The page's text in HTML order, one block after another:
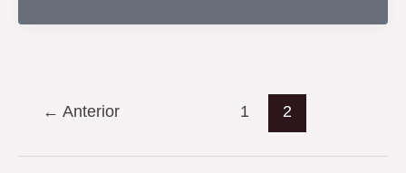
CALP
← Anterior 1 2